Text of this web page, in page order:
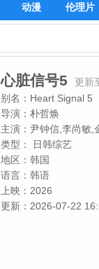
动漫 伦理片
心脏信号5 更新
别名： Heart Signal 5
导演： 朴哲焕
主演： 尹钟信,李尚敏,
类型：
日韩综艺
地区： 韩国
语言： 韩语
上映： 2026
更新： 2026-07-22